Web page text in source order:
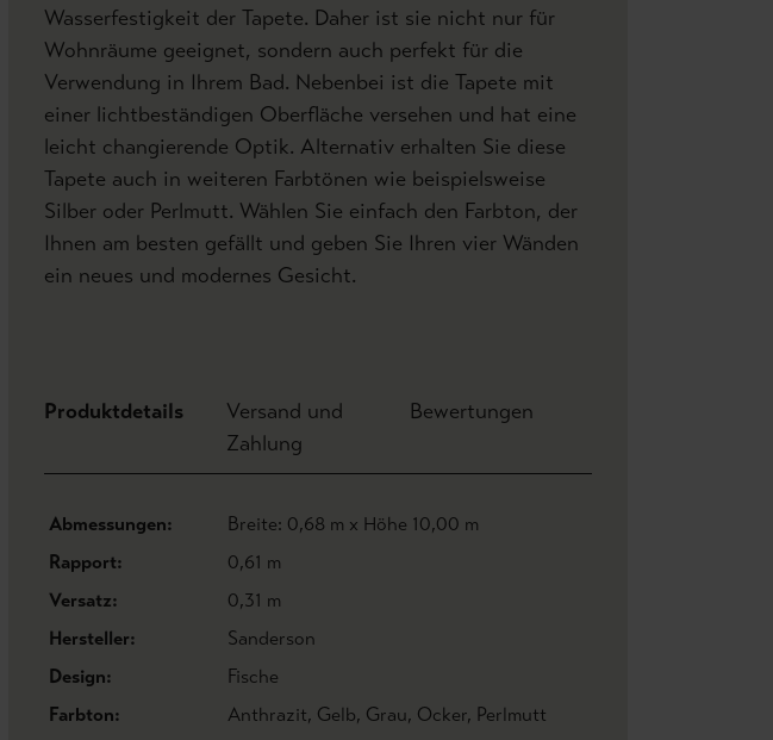
Wasserfestigkeit der Tapete. Daher ist sie nicht nur für
Wohnräume geeignet, sondern auch perfekt für die
Verwendung in Ihrem Bad. Nebenbei ist die Tapete mit
einer lichtbeständigen Oberfläche versehen und hat eine
leicht changierende Optik. Alternativ erhalten Sie diese
Tapete auch in weiteren Farbtönen wie beispielsweise
Silber oder Perlmutt. Wählen Sie einfach den Farbton, der
Ihnen am besten gefällt und geben Sie Ihren vier Wänden
ein neues und modernes Gesicht.
Produktdetails
Versand und
Zahlung
Bewertungen
Abmessungen:
Breite: 0,68 m x Höhe 10,00 m
Rapport:
0,61 m
Versatz:
0,31 m
Hersteller:
Sanderson
Design:
Fische
Farbton:
Anthrazit, Gelb, Grau, Ocker, Perlmutt